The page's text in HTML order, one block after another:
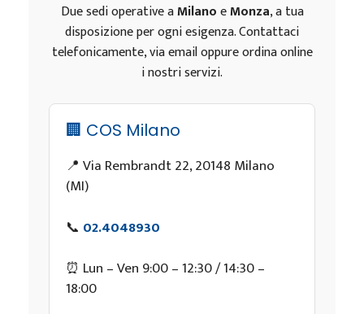
Due sedi operative aMilanoeMonza, a tua
disposizione per ogni esigenza. Contattaci
telefonicamente, via email oppure ordina online
i nostri servizi.
🏢 COS Milano
📍 Via Rembrandt 22, 20148 Milano
(MI)
📞 02.4048930
⏰ Lun – Ven 9:00 – 12:30 / 14:30 –
18:00